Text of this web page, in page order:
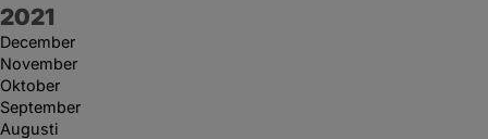
År:
2021
December
November
Oktober
September
Augusti